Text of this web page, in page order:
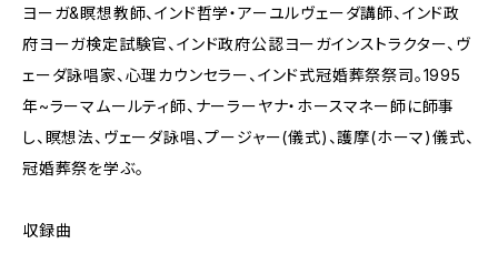
ヨーガ&瞑想教師、インド哲学・アーユルヴェーダ講師、インド政
府ヨーガ検定試験官、インド政府公認ヨーガインストラクター、ヴ
ェーダ詠唱家、心理カウンセラー、インド式冠婚葬祭祭司。1995
年~ラーマムールティ師、ナーラーヤナ・ホースマネー師に師事
し、瞑想法、ヴェーダ詠唱、プージャー(儀式)、護摩(ホーマ)儀式、
冠婚葬祭を学ぶ。
収録曲